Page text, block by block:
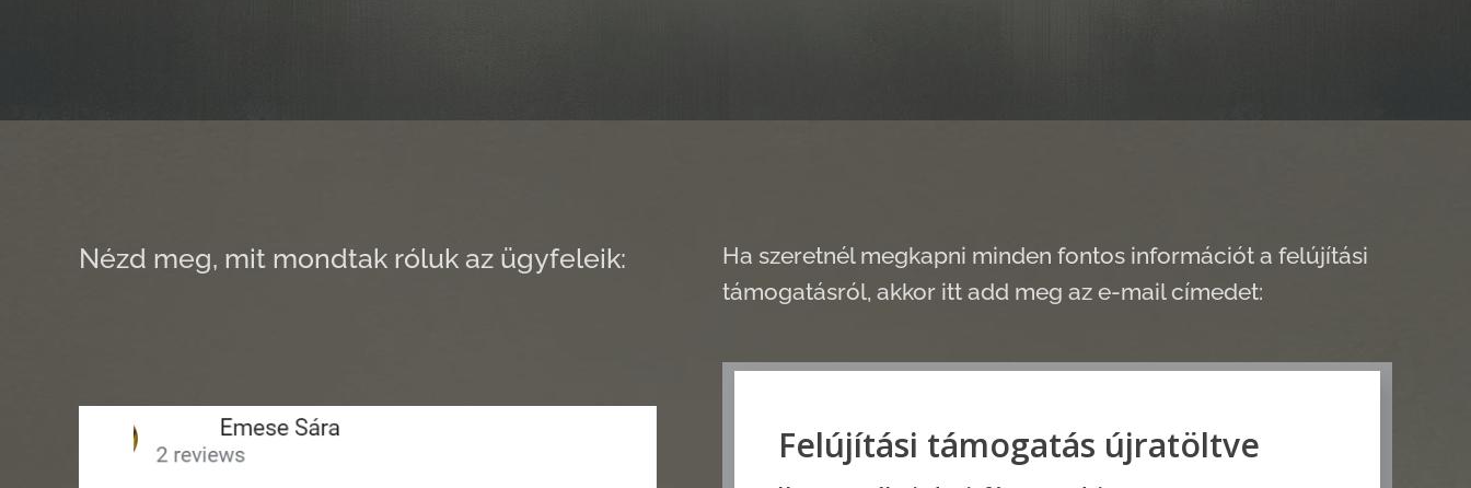
Nézd meg, mit mondtak róluk az ügyfeleik:
Ha szeretnél megkapni minden fontos információt a felújítási
támogatásról, akkor itt add meg az e-mail címedet: